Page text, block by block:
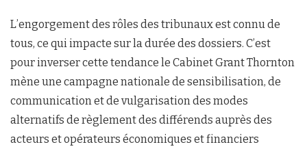
L’engorgement des rôles des tribunaux est connu de
tous, ce qui impacte sur la durée des dossiers. C’est
pour inverser cette tendance le Cabinet Grant Thornton
mène une campagne nationale de sensibilisation, de
communication et de vulgarisation des modes
alternatifs de règlement des différends auprès des
acteurs et opérateurs économiques et financiers